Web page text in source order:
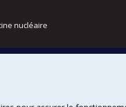
nucléaire